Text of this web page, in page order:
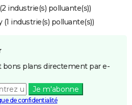
industrie(s) polluante(s))
industrie(s) polluante(s))
bons plans directement par e-
Je m'abonne
de confidentialité